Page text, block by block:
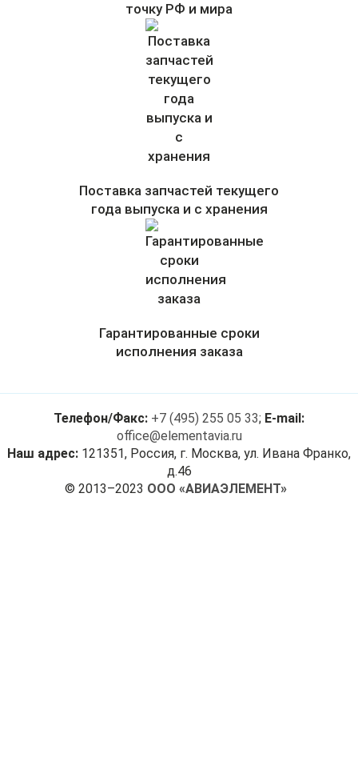
точку РФ и мира
Поставка запчастей текущего
года выпуска и с хранения
Гарантированные сроки
исполнения заказа
Телефон/Факс: +7 (495) 255 05 33; E-mail:
office@elementavia.ru
Наш адрес: 121351, Россия, г. Москва, ул. Ивана Франко,
д.46
© 2013–2023 ООО «АВИАЭЛЕМЕНТ»